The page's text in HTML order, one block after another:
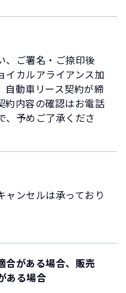
、ご署名・ご捺印後
イカルアライアンス加
自動車リース契約が締
約内容の確認はお電話
、予めご了承くださ
ャンセルは承っており
合がある場合、販売
ある場合